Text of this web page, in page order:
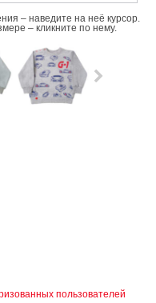
– наведите на неё курсор.
– кликните по нему.
пользователей